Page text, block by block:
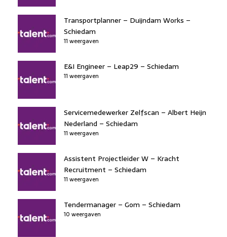
Transportplanner – Duijndam Works –
Schiedam
11 weergaven
E&I Engineer – Leap29 – Schiedam
11 weergaven
Servicemedewerker Zelfscan – Albert Heijn
Nederland – Schiedam
11 weergaven
Assistent Projectleider W – Kracht
Recruitment – Schiedam
11 weergaven
Tendermanager – Gom – Schiedam
10 weergaven